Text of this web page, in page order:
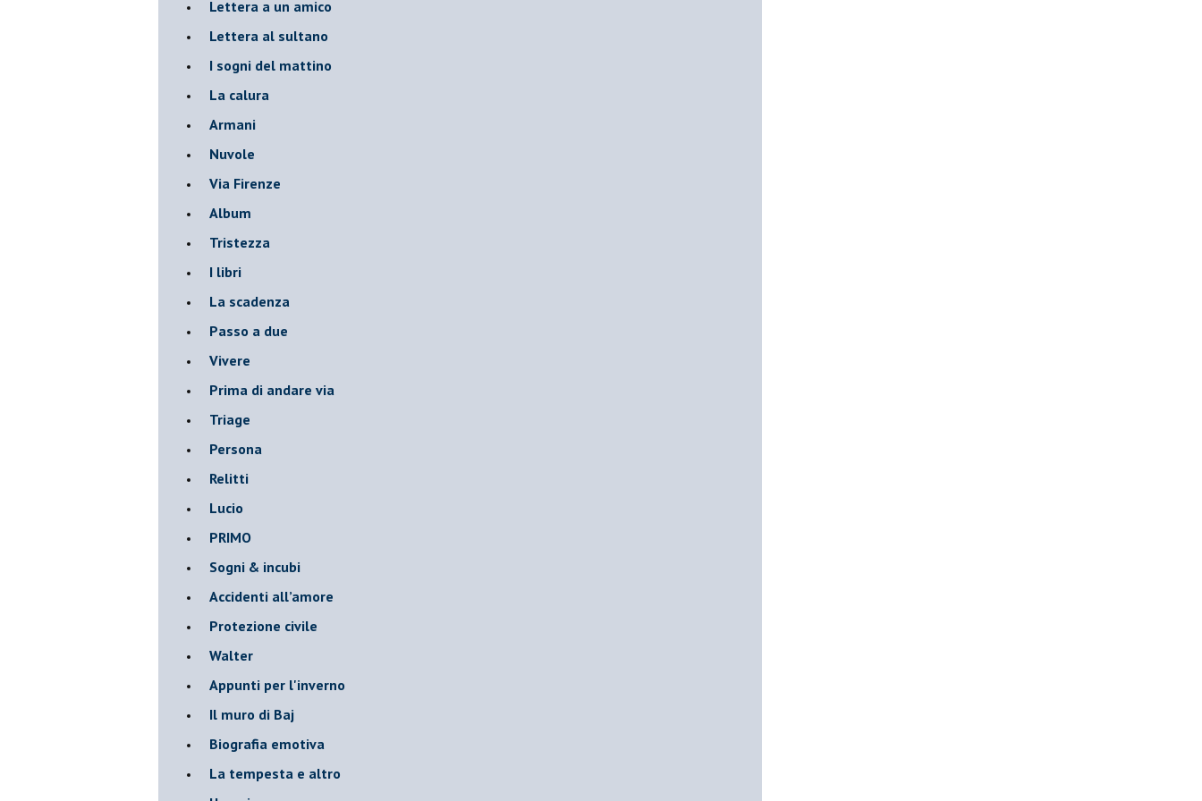
Lettera a un amico
Lettera al sultano
I sogni del mattino
La calura
Armani
Nuvole
Via Firenze
Album
Tristezza
I libri
La scadenza
Passo a due
Vivere
Prima di andare via
Triage
Persona
Relitti
Lucio
PRIMO
Sogni & incubi
Accidenti all’amore
Protezione civile
Walter
Appunti per l'inverno
Il muro di Baj
Biografia emotiva
La tempesta e altro